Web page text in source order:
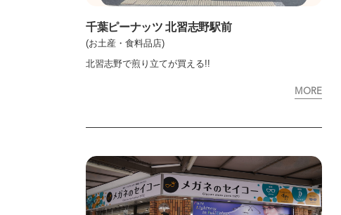
千葉ピーナッツ 北習志野駅前
(お土産・食料品店)
北習志野で煎り立てが買える!!
MORE